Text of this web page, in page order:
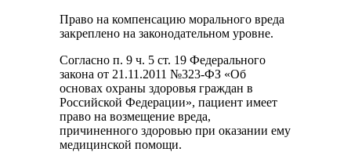
Право на компенсацию морального вреда
закреплено на законодательном уровне.
Согласно п. 9 ч. 5 ст. 19 Федерального
закона от 21.11.2011 №323-ФЗ «Об
основах охраны здоровья граждан в
Российской Федерации», пациент имеет
право на возмещение вреда,
причиненного здоровью при оказании ему
медицинской помощи.